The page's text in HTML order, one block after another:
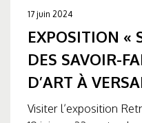
17 juin 2024
EXPOSITION «
DES SAVOIR-
D’ART À
Visiter l’exposition